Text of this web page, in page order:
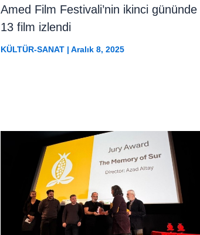
Amed Film Festivali’nin ikinci gününde
13 film izlendi
KÜLTÜR-SANAT | Aralık 8, 2025